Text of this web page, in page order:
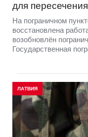
для
На пограничном
восстановлена
возобновлён
Государственная
ЛАТВИЯ